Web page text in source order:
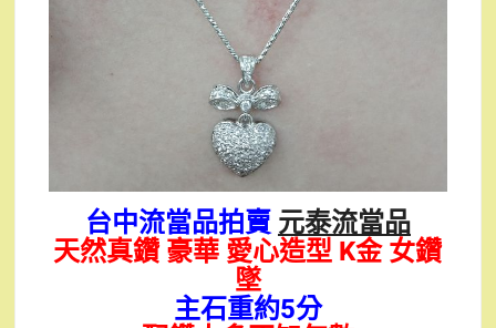
台中流當品拍賣元泰流當品
天然真鑽 豪華 愛心造型 K金 女鑽
墜
主石重約5分